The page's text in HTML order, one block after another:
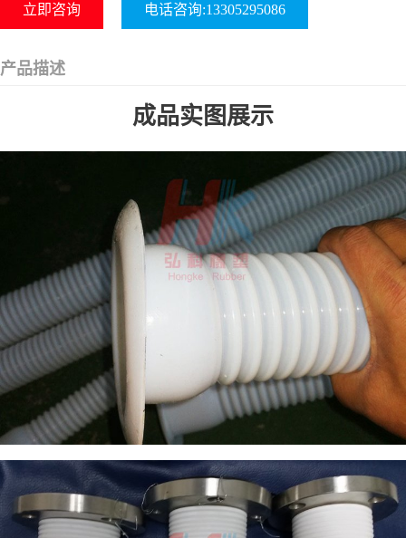
立即咨询 电话咨询:13305295086
产品描述
成品实图展示